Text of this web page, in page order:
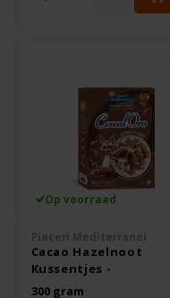
Sublimix
Op voorraad
Cacao Hazelnoot
Kussentjes -
Glutenvrij
300 gram